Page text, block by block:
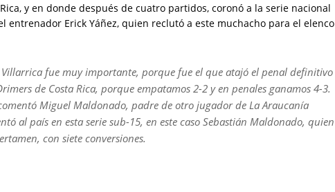
y en donde después de cuatro partidos, coronó a la serie nacional
entrenador Erick Yáñez, quien reclutó a este muchacho para el elenco
Villarrica fue muy importante, porque fue el que atajó el penal definitivo
de Costa Rica, porque empatamos 2-2 y en penales ganamos 4-3.
Miguel Maldonado, padre de otro jugador de La Araucanía
al país en esta serie sub-15, en este caso Sebastián Maldonado, quien
con siete conversiones.